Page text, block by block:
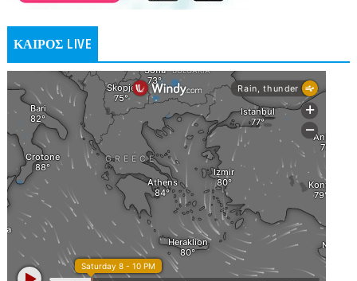
ΚΑΙΡΟΣ LIVE